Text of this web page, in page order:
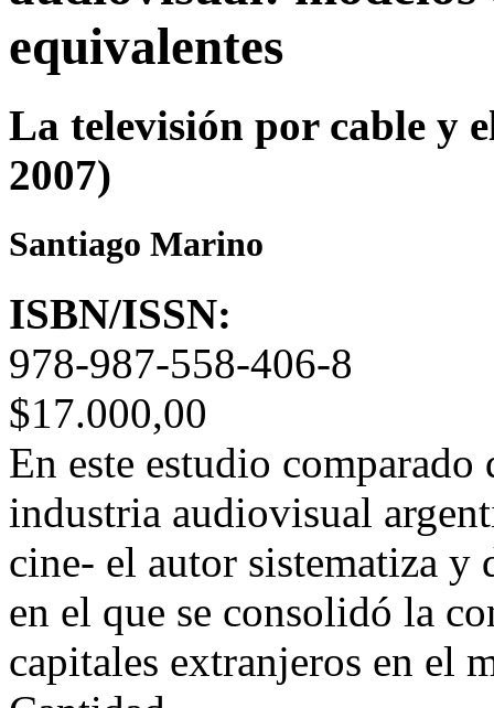
equivalentes
La televisión por cable y
2007)
Santiago Marino
ISBN/ISSN:
978-987-558-406-8
$17.000,00
En este estudio comparado
industria audiovisual
cine- el autor sistematiza y
en el que se consolidó la
capitales extranjeros en el